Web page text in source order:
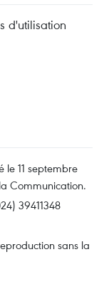
d'utilisation
le 11 septembre
Communication.
39411348
sans la